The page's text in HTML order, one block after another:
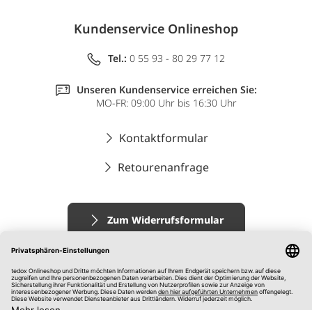
Kundenservice Onlineshop
Tel.: 0 55 93 - 80 29 77 12
Unseren Kundenservice erreichen Sie:
MO-FR: 09:00 Uhr bis 16:30 Uhr
Kontaktformular
Retourenanfrage
Zum Widerrufsformular
Impressum
AGB